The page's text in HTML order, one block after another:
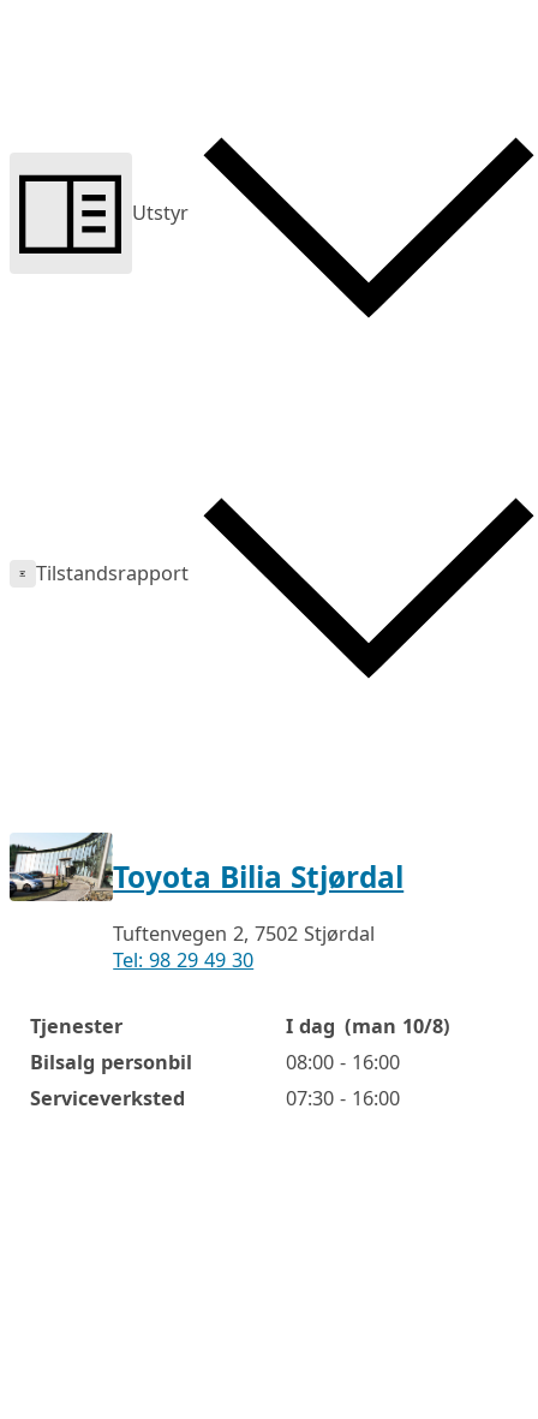
Utstyr
Tilstandsrapport
Toyota Bilia Stjørdal
Tuftenvegen 2, 7502 Stjørdal
Tel: 98 29 49 30
Åpningstider
Tjenester I dag (man 10/8)
Bilsalg personbil
08:00 - 16:00
Serviceverksted
07:30 - 16:00